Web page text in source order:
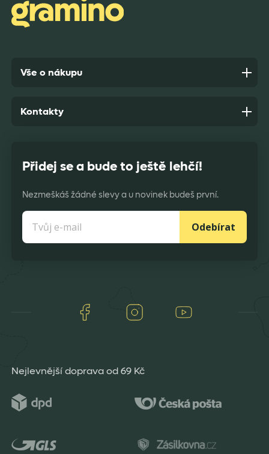
Anonym,před 10 dny
Vše o nákupu
Přidej se a bude to ještě lehčí!
Nezmeškáš žádné slevy a u novinek budeš první.
Odebírat
Facebook Instagram
Kontakty
Nejlevnější doprava od 69 Kč